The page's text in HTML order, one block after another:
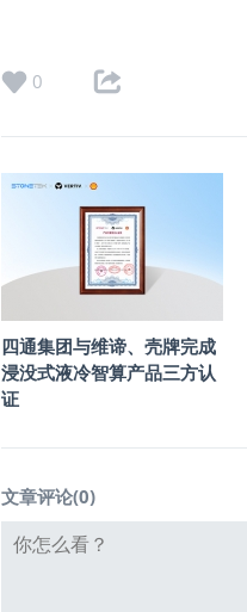
0
四通集团与维谛、壳牌完成
浸没式液冷智算产品三方认
证
文章评论(0)